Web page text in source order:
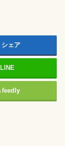
シェア
LINE
feedly